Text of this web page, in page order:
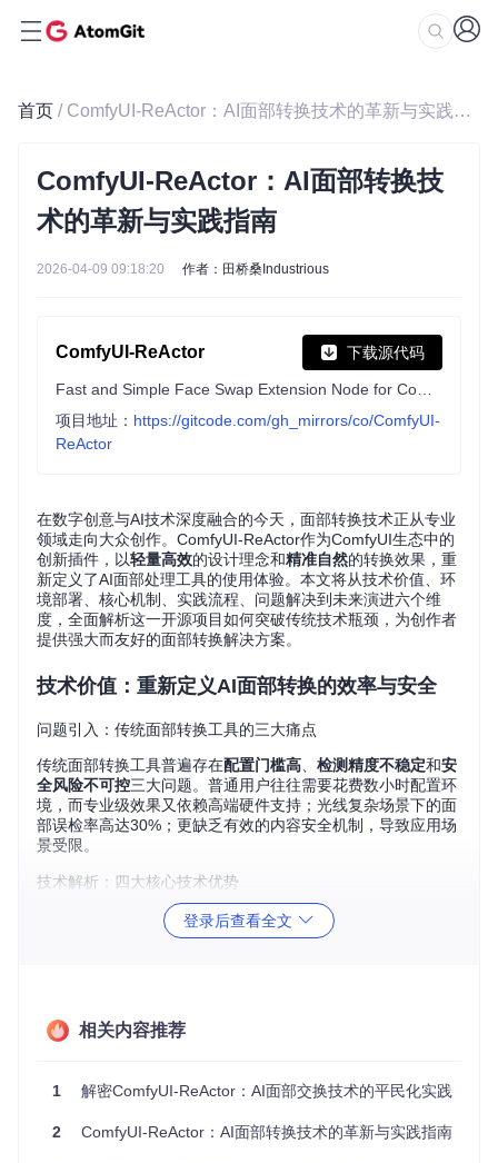
首页 / ComfyUI-ReActor：AI面部转换技术的革新与实践指南
ComfyUI-ReActor：AI面部转换技
术的革新与实践指南
2026-04-09 09:18:20 作者：田桥桑Industrious
ComfyUI-ReActor 下载源代码
项目地址： https://gitcode.com/gh_mirrors/co/ComfyUI-
ReActor
在数字创意与AI技术深度融合的今天，面部转换技术正从专业
领域走向大众创作。ComfyUI-ReActor作为ComfyUI生态中的
创新插件，以轻量高效的设计理念和精准自然的转换效果，重
新定义了AI面部处理工具的使用体验。本文将从技术价值、环
境部署、核心机制、实践流程、问题解决到未来演进六个维
度，全面解析这一开源项目如何突破传统技术瓶颈，为创作者
提供强大而友好的面部转换解决方案。
技术价值：重新定义AI面部转换的效率与安全
问题引入：传统面部转换工具的三大痛点
传统面部转换工具普遍存在配置门槛高 检测精度不稳定和安
全风险不可控三大问题。普通用户往往需要花费数小时配置环
境，而专业级效果又依赖高端硬件支持；光线复杂场景下的面
部误检率高达30%；更缺乏有效的内容安全机制，导致应用场
景受限。
技术解析：四大核心技术优势
ComfyUI-ReActor通过模块化架构设计实现了技术突破：
智能环境适配：install.py脚本自动完成依赖项配置与PyTorc
h版本优化，将环境部署时间从小时级压缩至分钟级
r_sfw.py），从源头规避不当内容生成
GPU流畅运行
登录后查看全文
相关内容推荐
1 解密ComfyUI-ReActor：AI面部交换技术的平民化实践
2 ComfyUI-ReActor：AI面部转换技术的革新与实践指南